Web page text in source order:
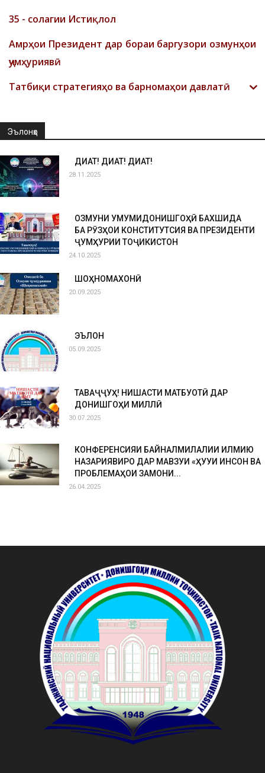
35 - солагии Истиқлол
Амрҳои Президент дар бораи баргузори озмунҳои
ҷумҳуриявӣ
Татбиқи стратегияҳо ва барномаҳои давлатӣ
Эълонҳо
ДИҚҚАТ! ДИҚҚАТ! ДИҚҚАТ!
28.11.2025
ОЗМУНИ УМУМИДОНИШГОҲӢ БАХШИДА
БА РӮЗҲОИ КОНСТИТУТСИЯ ВА ПРЕЗИДЕНТИ
ҶУМҲУРИИ ТОҶИКИСТОН
24.10.2025
ШОҲНОМАХОНӢ
20.09.2025
ЭЪЛОН
05.09.2025
ТАВАҶҶУҲ! НИШАСТИ МАТБУОТӢ ДАР
ДОНИШГОҲИ МИЛЛӢ
30.07.2025
КОНФЕРЕНСИЯИ БАЙНАЛМИЛАЛИИ ИЛМИЮ
НАЗАРИЯВИРО ДАР МАВЗУИ «ҲУҚУҚИ ИНСОН ВА
ПРОБЛЕМАҲОИ ЗАМОНИ...
26.04.2025